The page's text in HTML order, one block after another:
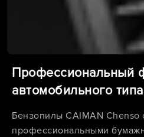
Профессиональный
автомобильного типа
Бензопилы CAIMAN
профессиональными